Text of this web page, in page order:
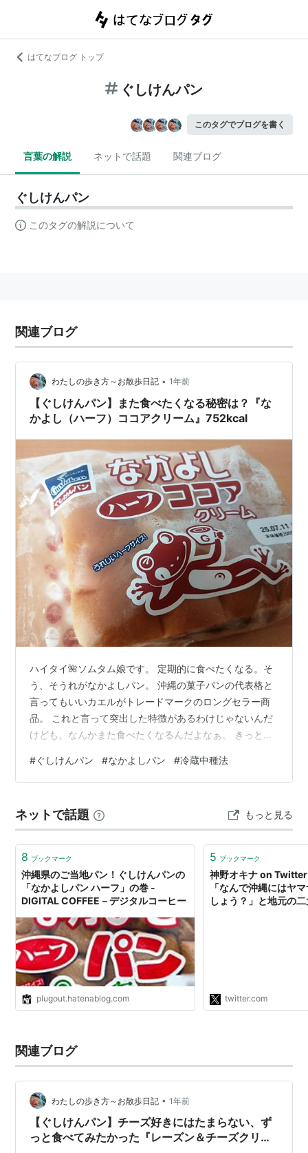
はてなブログ トップ
ぐしけんパン
このタグでブログを書く
言葉の解説 ネットで話題 関連ブログ
ぐしけんパン
このタグの解説について
関連ブログ
わたしの歩き方～お散歩日記 • 1年前
【ぐしけんパン】また食べたくなる秘密は？『な
かよし（ハーフ）ココアクリーム』752kcal
ハイタイ🌺ソムタム娘です。 定期的に食べたくなる。そ
う、そうれがなかよしパン。 沖縄の菓子パンの代表格と
言ってもいいカエルがトレードマークのロングセラー商
品。 これと言って突出した特徴があるわけじゃないんだ
けども。なんかまた食べたくなるんだよなぁ。 きっとそ
さ『なかよし（ハーフ）ココアクリーム』 なかよしパン
の美味しさの秘密は？（冷蔵中種法） 【ぐしけんパン】
突出した特徴がない、なんて書いておきながら。 あった
わあったわ。とんでもない特徴が。 これはハーフサイズ
#ぐしけんパン #なかよしパン #冷蔵中種法
ネットで話題 もっと見る
8 ブックマーク
沖縄県のご当地パン！ぐしけんパンの
「なかよしパン ハーフ」の巻 -
DIGITAL COFFEE－デジタルコーヒー
plugout.hatenablog.com
5 ブックマーク
神野オキナ on
「なんで沖縄にはヤ
しょう？」と地元の
twitter.com
関連ブログ
わたしの歩き方～お散歩日記 • 1年前
【ぐしけんパン】チーズ好きにはたまらない、ず
っと食べてみたかった『レーズン＆チーズクリー